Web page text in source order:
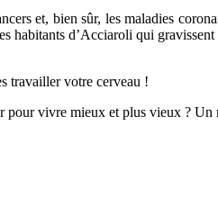
et, bien sûr, les maladies
habitants d’Acciaroli qui gravissent
travailler votre cerveau !
pour vivre mieux et plus vieux ? Un